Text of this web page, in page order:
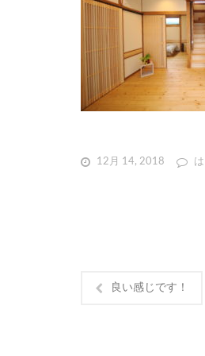
12月 14, 2018 は
良い感じです！